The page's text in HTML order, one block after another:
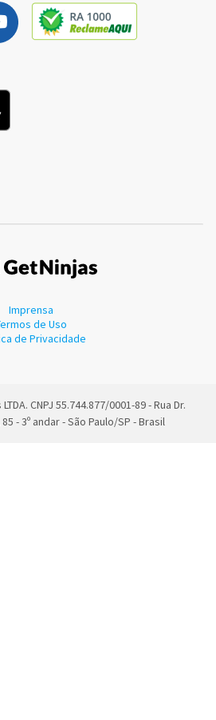
Imprensa
de Uso
de Privacidade
CNPJ 55.744.877/0001-89 - Rua Dr.
- 3º andar - São Paulo/SP - Brasil